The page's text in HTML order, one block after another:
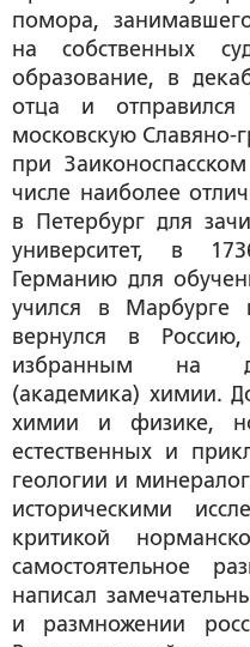
помора,
на собственных
образование, в
отца и
московскую Славяно-
при
числе наиболее
в Петербург для
университет, в
Германию для
учился в
вернулся в
избранным на
(академика) химии.
химии и физике,
естественных и
геологии и
историческими
критикой
самостоятельное
написал
и размножении